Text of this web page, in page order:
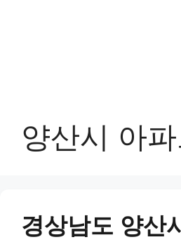
양산시 아
경상남도 양산